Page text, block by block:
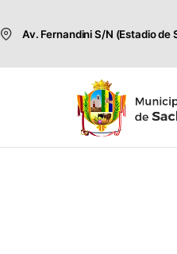
Av. Fernandini S/N (Estadio de